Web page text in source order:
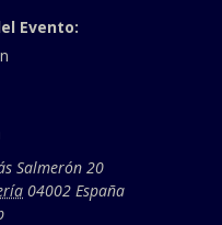
Evento:
Salmerón 20
04002 España